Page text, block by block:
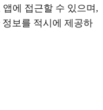
에 접근할 수 있으며,
보를 적시에 제공하